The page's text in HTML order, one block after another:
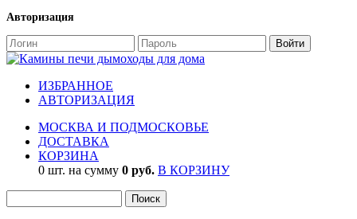
Авторизация
ИЗБРАННОЕ
АВТОРИЗАЦИЯ
МОСКВА И ПОДМОСКОВЬЕ
ДОСТАВКА
КОРЗИНА
0 шт. на сумму 0 руб. В КОРЗИНУ